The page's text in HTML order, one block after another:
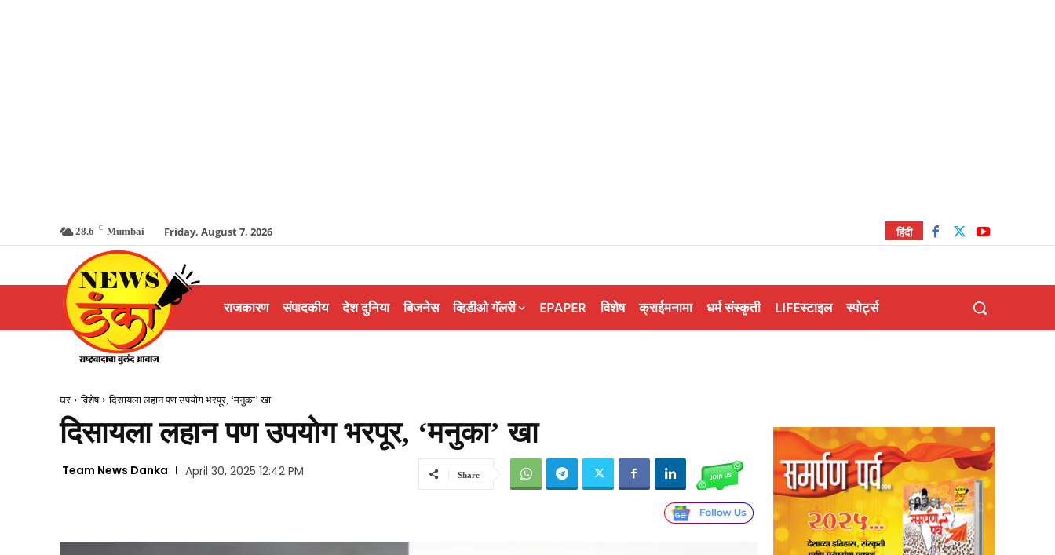
28.6 C Mumbai Friday, August 7, 2026 हिंदी
राजकारण संपादकीय देश दुनिया बिजनेस व्हिडीओ गॅलरी EPAPER विशेष क्राईमनामा धर्म संस्कृती LIFEस्टाइल स्पोर्ट्स
घर विशेष दिसायला लहान पण उपयोग भरपूर, ‘मनुका’ खा
दिसायला लहान पण उपयोग भरपूर, ‘मनुका’ खा
Team News Danka April 30, 2025 12:42 PM Share